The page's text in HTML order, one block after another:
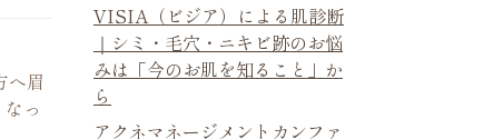
眉
っ
VISIA（ビジア）による肌診断
｜シミ・毛穴・ニキビ跡のお悩
みは「今のお肌を知ること」か
ら
アクネマネージメントカンファ